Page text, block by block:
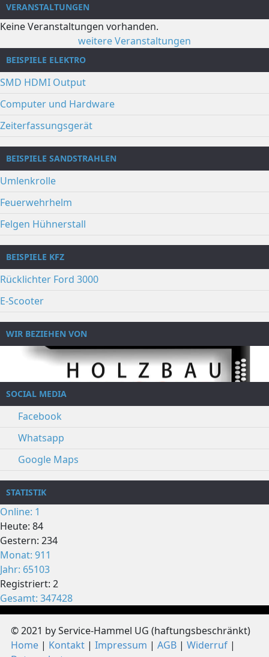
VERANSTALTUNGEN
Keine Veranstaltungen vorhanden.
weitere Veranstaltungen
BEISPIELE ELEKTRO
SMD HDMI Output
Computer und Hardware
Zeiterfassungsgerät
BEISPIELE SANDSTRAHLEN
Umlenkrolle
Feuerwehrhelm
Felgen Hühnerstall
BEISPIELE KFZ
Rücklichter Ford 3000
E-Scooter
WIR BEZIEHEN VON
SOCIAL MEDIA
Facebook
Whatsapp
Google Maps
STATISTIK
Online: 1
Heute: 84
Gestern: 234
Monat: 911
Jahr: 65103
Registriert: 2
Gesamt: 347428
© 2021 by Service-Hammel UG (haftungsbeschränkt)
Home
Kontakt Impressum AGB
Widerruf